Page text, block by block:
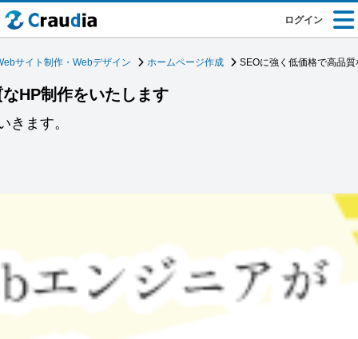
ログイン
サイト制作・Webデザイン ホームページ作成 SEOに強く低価格で高品
HP制作をいたします
きます。